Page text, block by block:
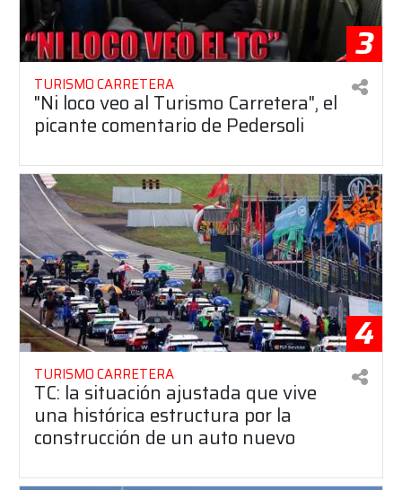
3
TURISMO CARRETERA
"Ni loco veo al Turismo Carretera", el
picante comentario de Pedersoli
4
TURISMO CARRETERA
TC: la situación ajustada que vive
una histórica estructura por la
construcción de un auto nuevo